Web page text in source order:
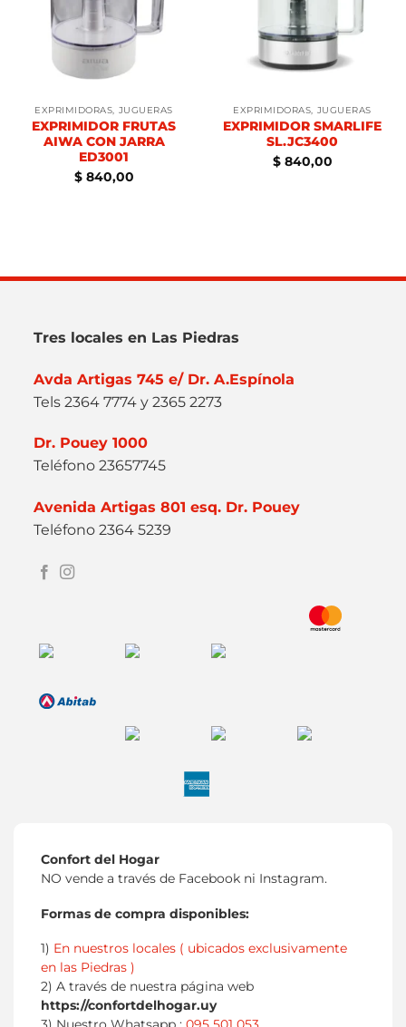
EXPRIMIDORAS, JUGUERAS
EXPRIMIDOR FRUTAS
AIWA CON JARRA
ED3001
$840,00
EXPRIMIDORAS, JUGUERAS
EXPRIMIDOR SMARLIFE
SL.JC3400
$840,00
Tres locales en Las Piedras
Avda Artigas 745 e/ Dr. A.Espínola
Tels 2364 7774 y 2365 2273
Dr. Pouey 1000
Teléfono 23657745
Avenida Artigas 801 esq. Dr. Pouey
Teléfono 2364 5239
Confort del Hogar
NO vende a través de Facebook ni Instagram.
Formas de compra disponibles:
1) En nuestros locales ( ubicados exclusivamente
en las Piedras )
2) A través de nuestra página web
https://confortdelhogar.uy